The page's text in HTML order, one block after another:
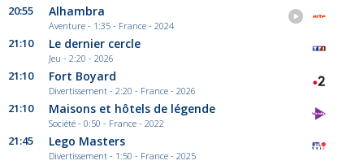
20:55 Alhambra
Aventure - 1:35 - France - 2024
21:10 Le dernier cercle
Jeu - 2:20 - 2026
21:10 Fort Boyard
Divertissement - 2:20 - France - 2026
21:10 Maisons et hôtels de légende
Société - 0:50 - France - 2022
21:45 Lego Masters
Divertissement - 1:50 - France - 2025